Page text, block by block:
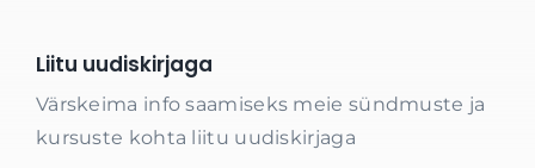
Liitu uudiskirjaga
Värskeima info saamiseks meie sündmuste ja
kursuste kohta liitu uudiskirjaga